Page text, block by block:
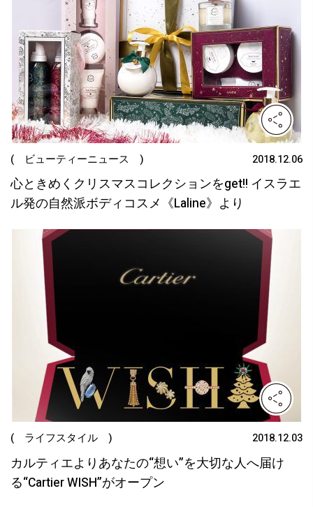
( ビューティーニュース ) 2018.12.06
心ときめくクリスマスコレクションをget!! イスラエ
ル発の自然派ボディコスメ《Laline》より
( ライフスタイル ) 2018.12.03
カルティエよりあなたの“想い”を大切な人へ届け
る“Cartier WISH”がオープン